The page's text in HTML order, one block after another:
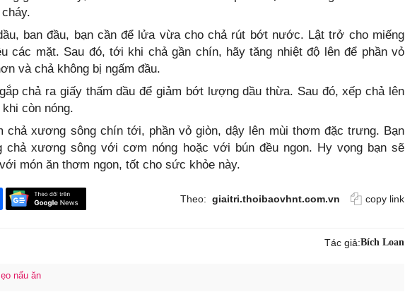
ban đầu, bạn cần để lửa vừa cho chả rút bớt nước. Lật trở cho miếng
các mặt. Sau đó, tới khi chả gần chín, hãy tăng nhiệt độ lên để phần vỏ
và chả không bị ngấm đầu.
chả ra giấy thấm dầu để giảm bớt lượng dầu thừa. Sau đó, xếp chả lên
còn nóng.
chả xương sông chín tới, phần vỏ giòn, dậy lên mùi thơm đặc trưng. Bạn
chả xương sông với cơm nóng hoặc với bún đều ngon. Hy vọng bạn sẽ
món ăn thơm ngon, tốt cho sức khỏe này.
Theo: giaitri.thoibaovhnt.com.vn copy link
Tác giả:Bích Loan
nấu ăn